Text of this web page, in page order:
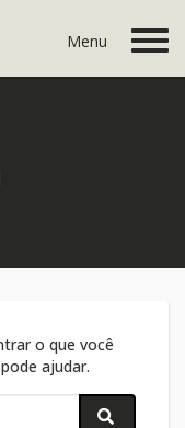
Menu
o que você
ajudar.